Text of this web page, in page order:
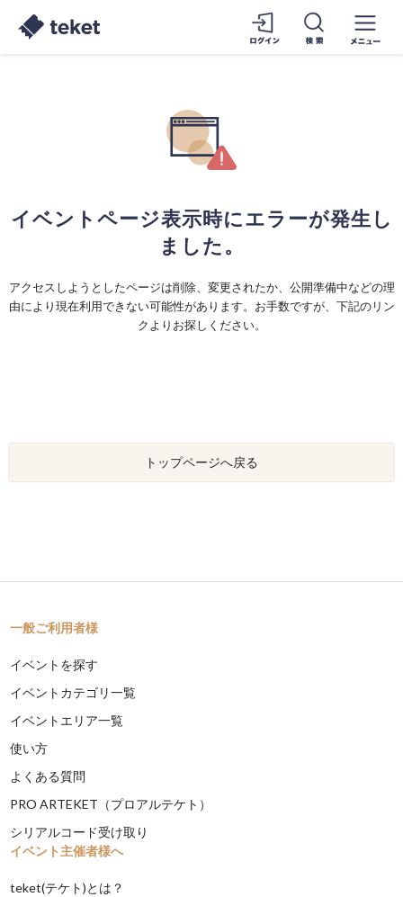
イベントページ表示時にエラーが発生し
ました。
アクセスしようとしたページは削除、変更されたか、公開準備中などの理
由により現在利用できない可能性があります。お手数ですが、下記のリン
クよりお探しください。
トップページへ戻る
一般ご利用者様
イベントを探す
イベントカテゴリ一覧
イベントエリア一覧
使い方
よくある質問
PRO ARTEKET（プロアルテケト）
シリアルコード受け取り
イベント主催者様へ
teket(テケト)とは？